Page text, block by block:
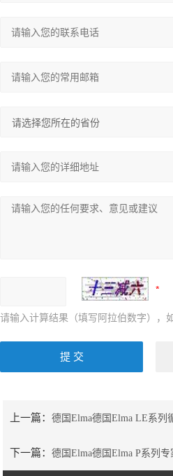
请输入计算结果（填写阿拉伯数字），
上一篇：德国Elma德国Elma LE系列
下一篇：德国Elma德国Elma P系列